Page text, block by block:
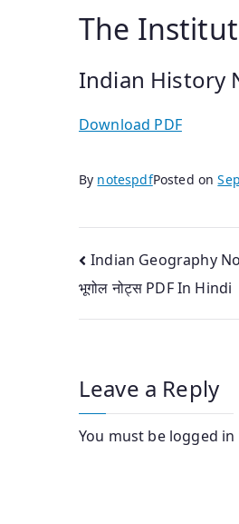
The
Indian History
Download PDF
By notespdfPosted on
Post
navigation
Indian Geography
भूगोल नोट्स PDF In Hindi
Leave a Reply
You must be logged in